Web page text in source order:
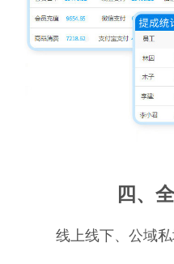
四、
线上线下、公域